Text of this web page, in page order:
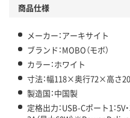
商品仕様
メーカー：アーキサイト
ブランド：MOBO（モボ）
カラー：ホワイト
寸法：幅118×奥行72×高さ
製造国：中国製
定格出力：USB-Cポート1：5V